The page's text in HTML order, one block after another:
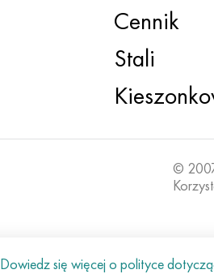
Cennik
Stali
©
Dowiedz się więcej o polityce